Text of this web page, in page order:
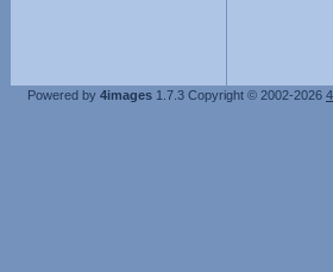
Powered by 4images 1.7.3 Copyright © 2002-2026